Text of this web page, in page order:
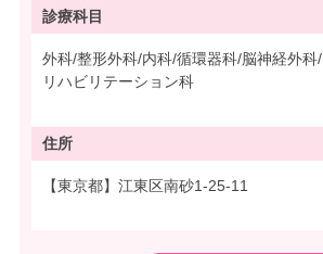
診療科目
外科/整形外科/内科/循環器科/脳神経外
リハビリテーション科
住所
【東京都】江東区南砂1-25-11